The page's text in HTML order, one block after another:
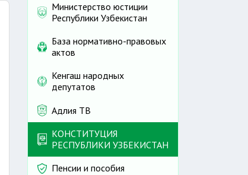
Министерство юстиции
Республики Узбекистан
База нормативно-правовых
актов
Кенгаш народных
депутатов
Адлия ТВ
КОНСТИТУЦИЯ
РЕСПУБЛИКИ УЗБЕКИСТАН
Пенсии и пособия